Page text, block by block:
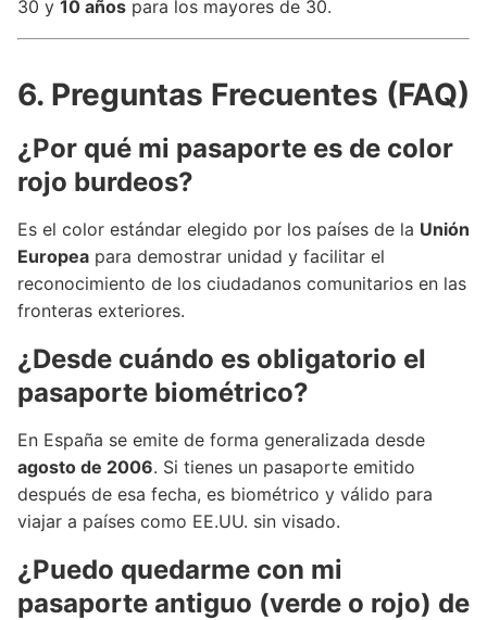
30 y 10 años para los mayores de 30.
6. Preguntas Frecuentes (FAQ)
¿Por qué mi pasaporte es de color
rojo burdeos?
Es el color estándar elegido por los países de la Unión
Europea para demostrar unidad y facilitar el
reconocimiento de los ciudadanos comunitarios en las
fronteras exteriores.
¿Desde cuándo es obligatorio el
pasaporte biométrico?
En España se emite de forma generalizada desde
agosto de 2006. Si tienes un pasaporte emitido
después de esa fecha, es biométrico y válido para
viajar a países como EE.UU. sin visado.
¿Puedo quedarme con mi
pasaporte antiguo (verde o rojo) de